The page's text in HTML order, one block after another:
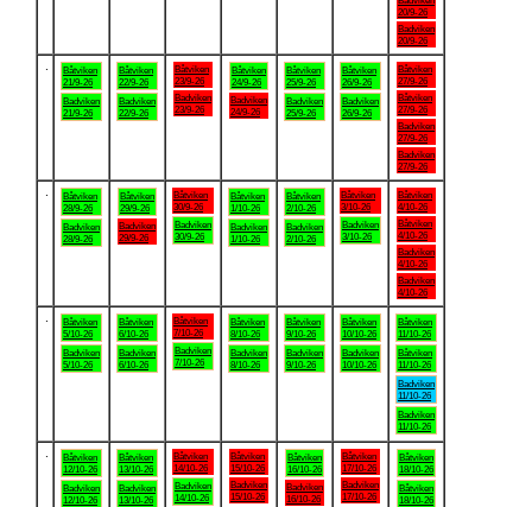
20/9-26
Badviken
20/9-26
Båtviken
21/9-26
Badviken
21/9-26
Båtviken
22/9-26
Badviken
22/9-26
Båtviken
23/9-26
Badviken
23/9-26
Båtviken
24/9-26
Badviken
24/9-26
Båtviken
25/9-26
Badviken
25/9-26
Båtviken
26/9-26
Badviken
26/9-26
Båtviken
27/9-26
Båtviken
27/9-26
Badviken
27/9-26
Badviken
27/9-26
Båtviken
28/9-26
Badviken
28/9-26
Båtviken
29/9-26
Badviken
29/9-26
Båtviken
30/9-26
Badviken
30/9-26
Båtviken
1/10-26
Badviken
1/10-26
Båtviken
2/10-26
Badviken
2/10-26
Båtviken
3/10-26
Badviken
3/10-26
Båtviken
4/10-26
Båtviken
4/10-26
Badviken
4/10-26
Badviken
4/10-26
Båtviken
5/10-26
Badviken
5/10-26
Båtviken
6/10-26
Badviken
6/10-26
Båtviken
7/10-26
Badviken
7/10-26
Båtviken
8/10-26
Badviken
8/10-26
Båtviken
9/10-26
Badviken
9/10-26
Båtviken
10/10-26
Badviken
10/10-26
Båtviken
11/10-26
Båtviken
11/10-26
Badviken
11/10-26
Badviken
11/10-26
Båtviken
12/10-26
Badviken
12/10-26
Båtviken
13/10-26
Badviken
13/10-26
Båtviken
14/10-26
Badviken
14/10-26
Båtviken
15/10-26
Badviken
15/10-26
Båtviken
16/10-26
Badviken
16/10-26
Båtviken
17/10-26
Badviken
17/10-26
Båtviken
18/10-26
Båtviken
18/10-26